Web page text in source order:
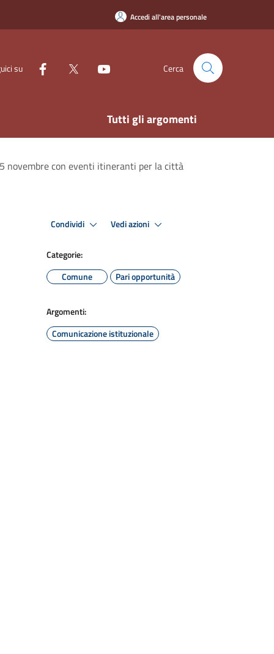
Accedi all'area personale
su Cerca
Tutti gli argomenti
novembre con eventi itineranti per la città
Condividi Vedi azioni
Categorie:
Comune
Pari opportunità
Argomenti:
Comunicazione istituzionale